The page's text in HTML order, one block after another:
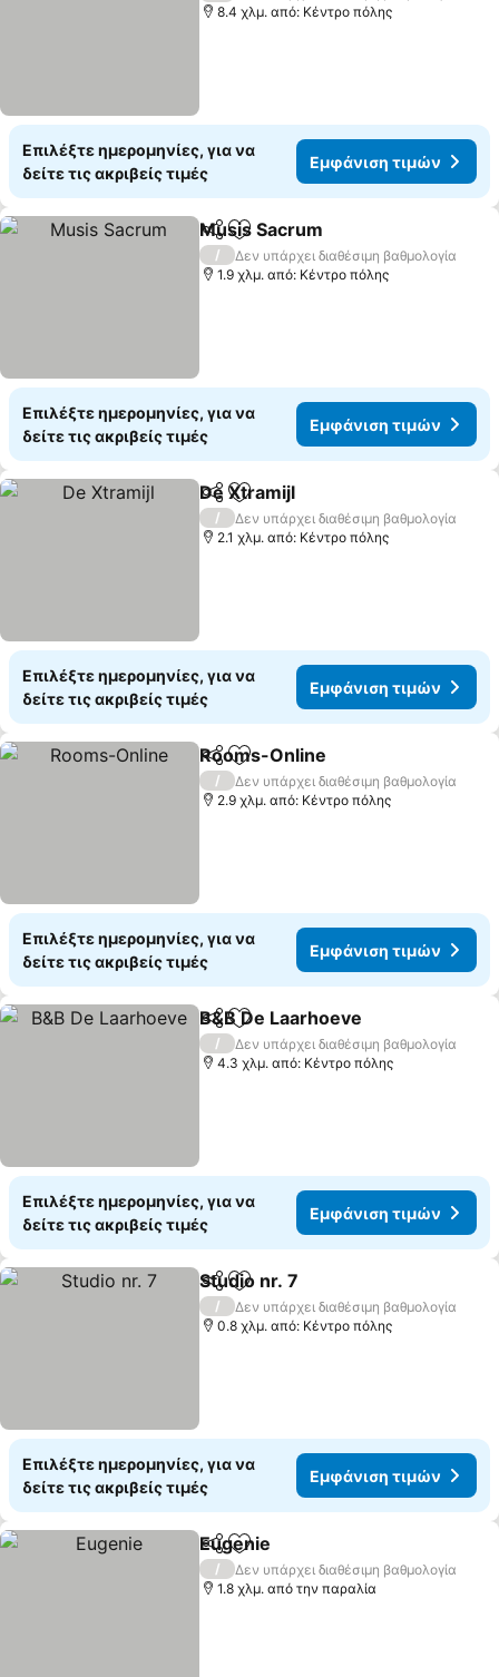
8.4 χλμ. από: Κέντρο πόλης
Επιλέξτε ημερομηνίες, για να
δείτε τις ακριβείς τιμές
Εμφάνιση τιμών
Κοινοποίηση
Προσθήκη στα αγαπημένα
Musis Sacrum
/
Δεν υπάρχει διαθέσιμη βαθμολογία
1.9 χλμ. από: Κέντρο πόλης
Επιλέξτε ημερομηνίες, για να
δείτε τις ακριβείς τιμές
Εμφάνιση τιμών
Κοινοποίηση
Προσθήκη στα αγαπημένα
De Xtramijl
/
Δεν υπάρχει διαθέσιμη βαθμολογία
2.1 χλμ. από: Κέντρο πόλης
Επιλέξτε ημερομηνίες, για να
δείτε τις ακριβείς τιμές
Εμφάνιση τιμών
Κοινοποίηση
Προσθήκη στα αγαπημένα
Rooms-Online
/
Δεν υπάρχει διαθέσιμη βαθμολογία
2.9 χλμ. από: Κέντρο πόλης
Επιλέξτε ημερομηνίες, για να
δείτε τις ακριβείς τιμές
Εμφάνιση τιμών
Κοινοποίηση
Προσθήκη στα αγαπημένα
B&B De Laarhoeve
/
Δεν υπάρχει διαθέσιμη βαθμολογία
4.3 χλμ. από: Κέντρο πόλης
Επιλέξτε ημερομηνίες, για να
δείτε τις ακριβείς τιμές
Εμφάνιση τιμών
Κοινοποίηση
Προσθήκη στα αγαπημένα
Studio nr. 7
/
Δεν υπάρχει διαθέσιμη βαθμολογία
0.8 χλμ. από: Κέντρο πόλης
Επιλέξτε ημερομηνίες, για να
δείτε τις ακριβείς τιμές
Εμφάνιση τιμών
Κοινοποίηση
Προσθήκη στα αγαπημένα
Eugenie
/
Δεν υπάρχει διαθέσιμη βαθμολογία
1.8 χλμ. από την παραλία